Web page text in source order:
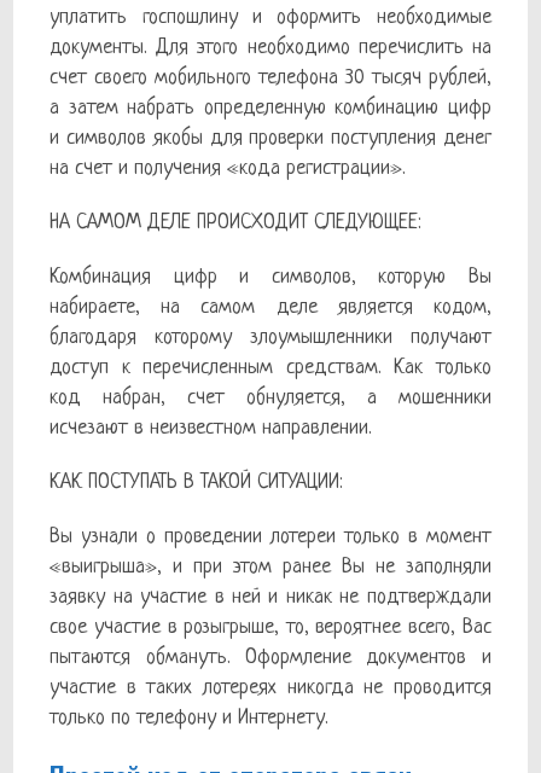
уплатить госпошлину и оформить необходимые
документы. Для этого необходимо перечислить на
счет своего мобильного телефона 30 тысяч рублей,
а затем набрать определенную комбинацию цифр
и символов якобы для проверки поступления денег
на счет и получения «кода регистрации».
НА САМОМ ДЕЛЕ ПРОИСХОДИТ СЛЕДУЮЩЕЕ:
Комбинация цифр и символов, которую Вы
набираете, на самом деле является кодом,
благодаря которому злоумышленники получают
доступ к перечисленным средствам. Как только
код набран, счет обнуляется, а мошенники
исчезают в неизвестном направлении.
КАК ПОСТУПАТЬ В ТАКОЙ СИТУАЦИИ:
Вы узнали о проведении лотереи только в момент
«выигрыша», и при этом ранее Вы не заполняли
заявку на участие в ней и никак не подтверждали
свое участие в розыгрыше, то, вероятнее всего, Вас
пытаются обмануть. Оформление документов и
участие в таких лотереях никогда не проводится
только по телефону и Интернету.